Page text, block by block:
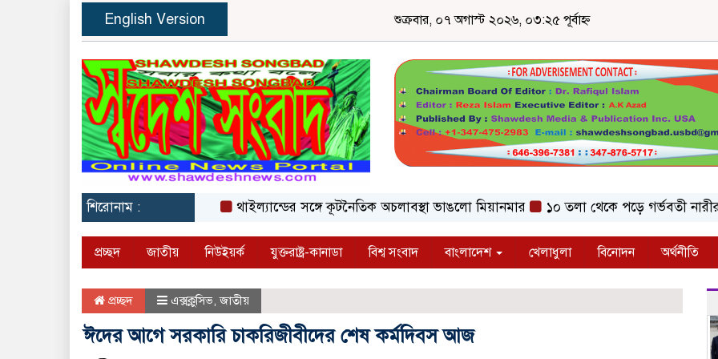
English Version শুক্রবার, ০৭ অগাস্ট ২০২৬, ০৩:২৫ পূর্বাহ্ন
শিরোনাম : থাইল্যান্ডের সঙ্গে কূটনৈতিক অচলাবস্থা ভাঙলো মিয়ানমার ১০ তলা থেকে পড়ে গর্ভবতী নারীর
প্রচ্ছদ জাতীয় নিউইয়র্ক যুক্তরাষ্ট্র-কানাডা বিশ্ব সংবাদ বাংলাদেশ খেলাধুলা বিনোদন অর্থনীতি
প্রচ্ছদ এক্সক্লুসিভ,জাতীয়
ঈদের আগে সরকারি চাকরিজীবীদের শেষ কর্মদিবস আজ